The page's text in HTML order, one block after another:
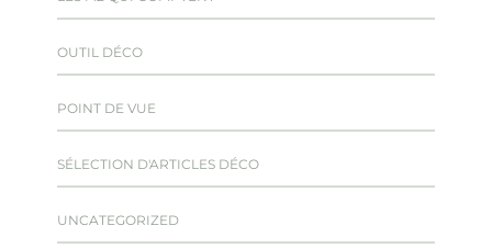
OUTIL DÉCO
POINT DE VUE
SÉLECTION D'ARTICLES DÉCO
UNCATEGORIZED